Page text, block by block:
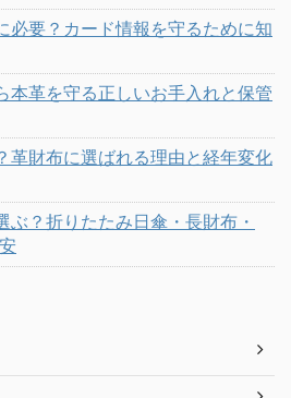
必要？カード情報を守るために知
本革を守る正しいお手入れと保管
革財布に選ばれる理由と経年変化
ぶ？折りたたみ日傘・長財布・